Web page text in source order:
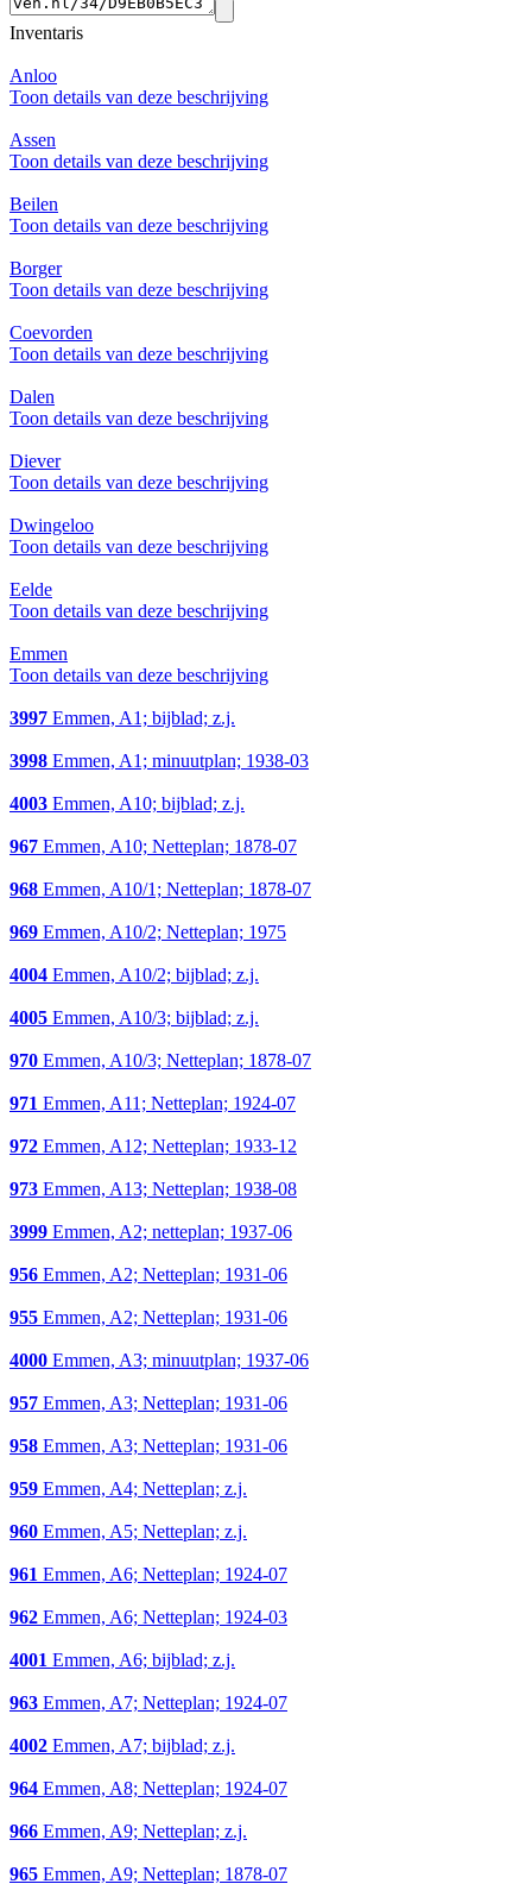
Inventaris
Anloo
Toon details van deze beschrijving
Assen
Toon details van deze beschrijving
Beilen
Toon details van deze beschrijving
Borger
Toon details van deze beschrijving
Coevorden
Toon details van deze beschrijving
Dalen
Toon details van deze beschrijving
Diever
Toon details van deze beschrijving
Dwingeloo
Toon details van deze beschrijving
Eelde
Toon details van deze beschrijving
Emmen
Toon details van deze beschrijving
3997 Emmen, A1; bijblad; z.j.
3998 Emmen, A1; minuutplan; 1938-03
4003 Emmen, A10; bijblad; z.j.
967 Emmen, A10; Netteplan; 1878-07
968 Emmen, A10/1; Netteplan; 1878-07
969 Emmen, A10/2; Netteplan; 1975
4004 Emmen, A10/2; bijblad; z.j.
4005 Emmen, A10/3; bijblad; z.j.
970 Emmen, A10/3; Netteplan; 1878-07
971 Emmen, A11; Netteplan; 1924-07
972 Emmen, A12; Netteplan; 1933-12
973 Emmen, A13; Netteplan; 1938-08
3999 Emmen, A2; netteplan; 1937-06
956 Emmen, A2; Netteplan; 1931-06
955 Emmen, A2; Netteplan; 1931-06
4000 Emmen, A3; minuutplan; 1937-06
957 Emmen, A3; Netteplan; 1931-06
958 Emmen, A3; Netteplan; 1931-06
959 Emmen, A4; Netteplan; z.j.
960 Emmen, A5; Netteplan; z.j.
961 Emmen, A6; Netteplan; 1924-07
962 Emmen, A6; Netteplan; 1924-03
4001 Emmen, A6; bijblad; z.j.
963 Emmen, A7; Netteplan; 1924-07
4002 Emmen, A7; bijblad; z.j.
964 Emmen, A8; Netteplan; 1924-07
966 Emmen, A9; Netteplan; z.j.
965 Emmen, A9; Netteplan; 1878-07